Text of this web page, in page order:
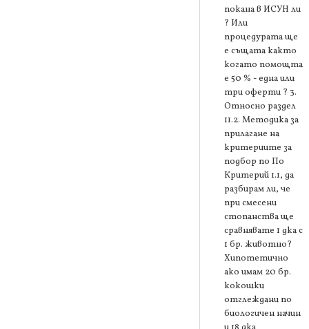
покана в ИСУН ли
? Или
процедурата ще
е същата както
когато помощта
е 50 % - една или
три оферти ? 3.
Относно раздел
11.2. Методика за
прилагане на
критериите за
подбор по По
Критерий 1.1, да
разбирам ли, че
при смесени
стопанства ще
сравнявате 1 дка с
1 бр. животно?
Хипотетично
ако имам 20 бр.
кокошки
отглеждани по
биологичен начин